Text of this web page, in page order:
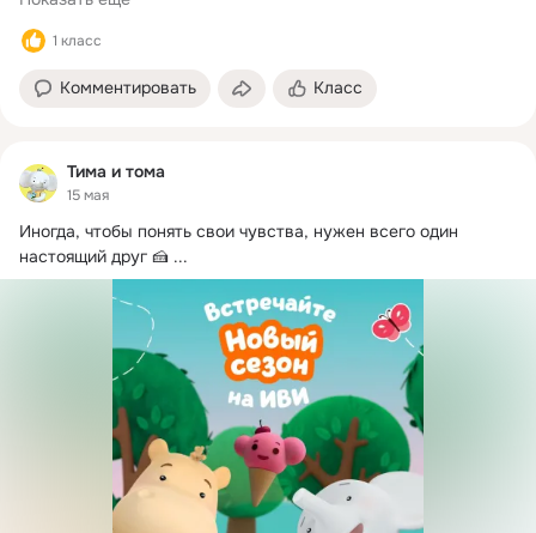
1 класс
Комментировать Класс
Тима и тома
15 мая
Иногда, чтобы понять свои чувства, нужен всего один
настоящий друг 🍰 ...